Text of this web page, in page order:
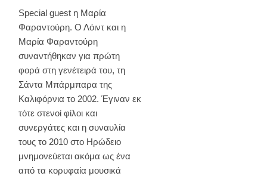
Special guest η Μαρία
Φαραντούρη. Ο Λόιντ και η
Μαρία Φαραντούρη
συναντήθηκαν για πρώτη
φορά στη γενέτειρά του, τη
Σάντα Μπάρμπαρα της
Καλιφόρνια το 2002. Έγιναν εκ
τότε στενοί φίλοι και
συνεργάτες και η συναυλία
τους το 2010 στο Ηρώδειο
μνημονεύεται ακόμα ως ένα
από τα κορυφαία μουσικά